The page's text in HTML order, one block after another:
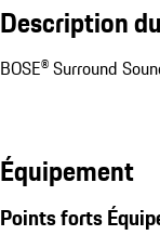
Description
BOSE® Surround
Équipement
Points forts